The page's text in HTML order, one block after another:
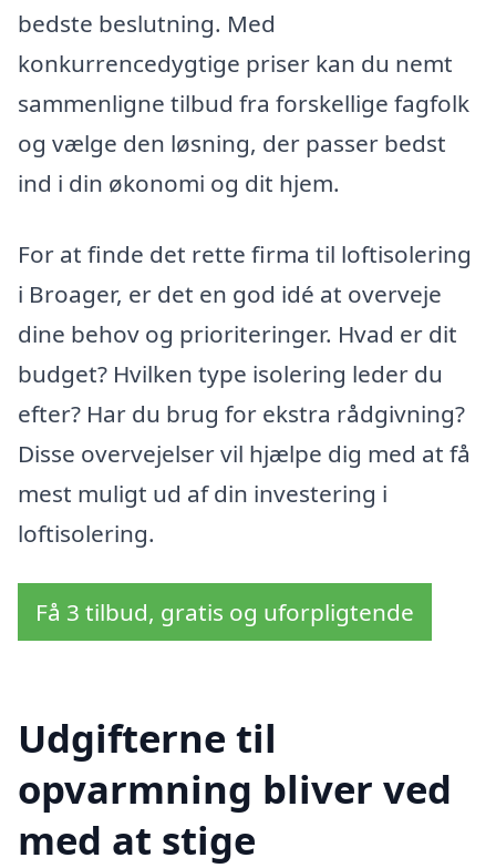
bedste beslutning. Med
konkurrencedygtige priser kan du nemt
sammenligne tilbud fra forskellige fagfolk
og vælge den løsning, der passer bedst
ind i din økonomi og dit hjem.
For at finde det rette firma til loftisolering
i Broager, er det en god idé at overveje
dine behov og prioriteringer. Hvad er dit
budget? Hvilken type isolering leder du
efter? Har du brug for ekstra rådgivning?
Disse overvejelser vil hjælpe dig med at få
mest muligt ud af din investering i
loftisolering.
Få 3 tilbud, gratis og uforpligtende
Udgifterne til
opvarmning bliver ved
med at stige